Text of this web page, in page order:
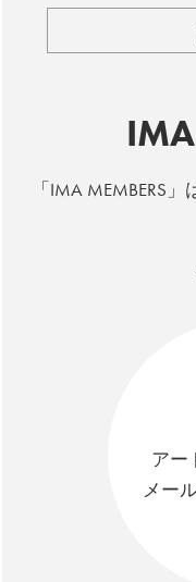
「IMA MEMBERS
アー
メー